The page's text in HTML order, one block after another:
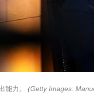
能力。 (Getty Images: